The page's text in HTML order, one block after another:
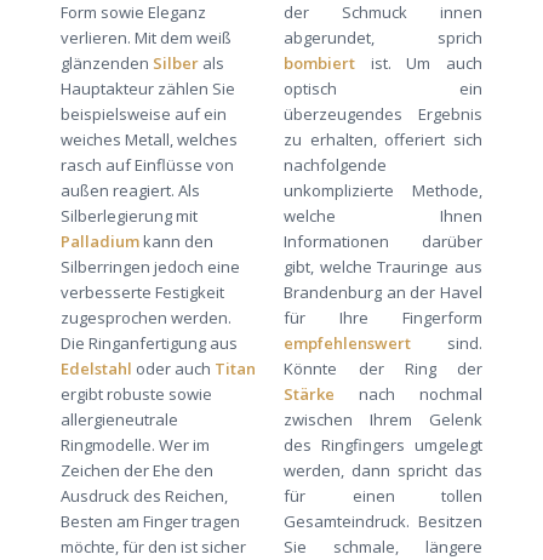
Form sowie Eleganz
verlieren. Mit dem weiß
glänzenden Silber als
Hauptakteur zählen Sie
beispielsweise auf ein
weiches Metall, welches
rasch auf Einflüsse von
außen reagiert. Als
Silberlegierung mit
Palladiumkann den
Silberringen jedoch eine
verbesserte Festigkeit
zugesprochen werden.
Die Ringanfertigung aus
Edelstahl oder auch Titan
ergibt robuste sowie
allergieneutrale
Ringmodelle. Wer im
Zeichen der Ehe den
Ausdruck des Reichen,
Besten am Finger tragen
möchte, für den ist sicher
der Schmuck innen
abgerundet, sprich
bombiert ist. Um auch
optisch ein
überzeugendes Ergebnis
zu erhalten, offeriert sich
nachfolgende
unkomplizierte Methode,
welche Ihnen
Informationen darüber
gibt, welche Trauringe aus
Brandenburg an der Havel
für Ihre Fingerform
empfehlenswert sind.
Könnte der Ring der
Stärke nach nochmal
zwischen Ihrem Gelenk
des Ringfingers umgelegt
werden, dann spricht das
für einen tollen
Gesamteindruck. Besitzen
Sie schmale, längere